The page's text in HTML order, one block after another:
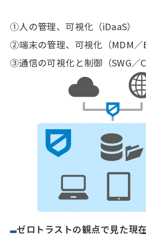
①人の管理、可視化（iDaaS）
②端末の管理、可視化（MDM／
③通信の可視化と制御（SWG／
ゼロトラストの観点で見た現